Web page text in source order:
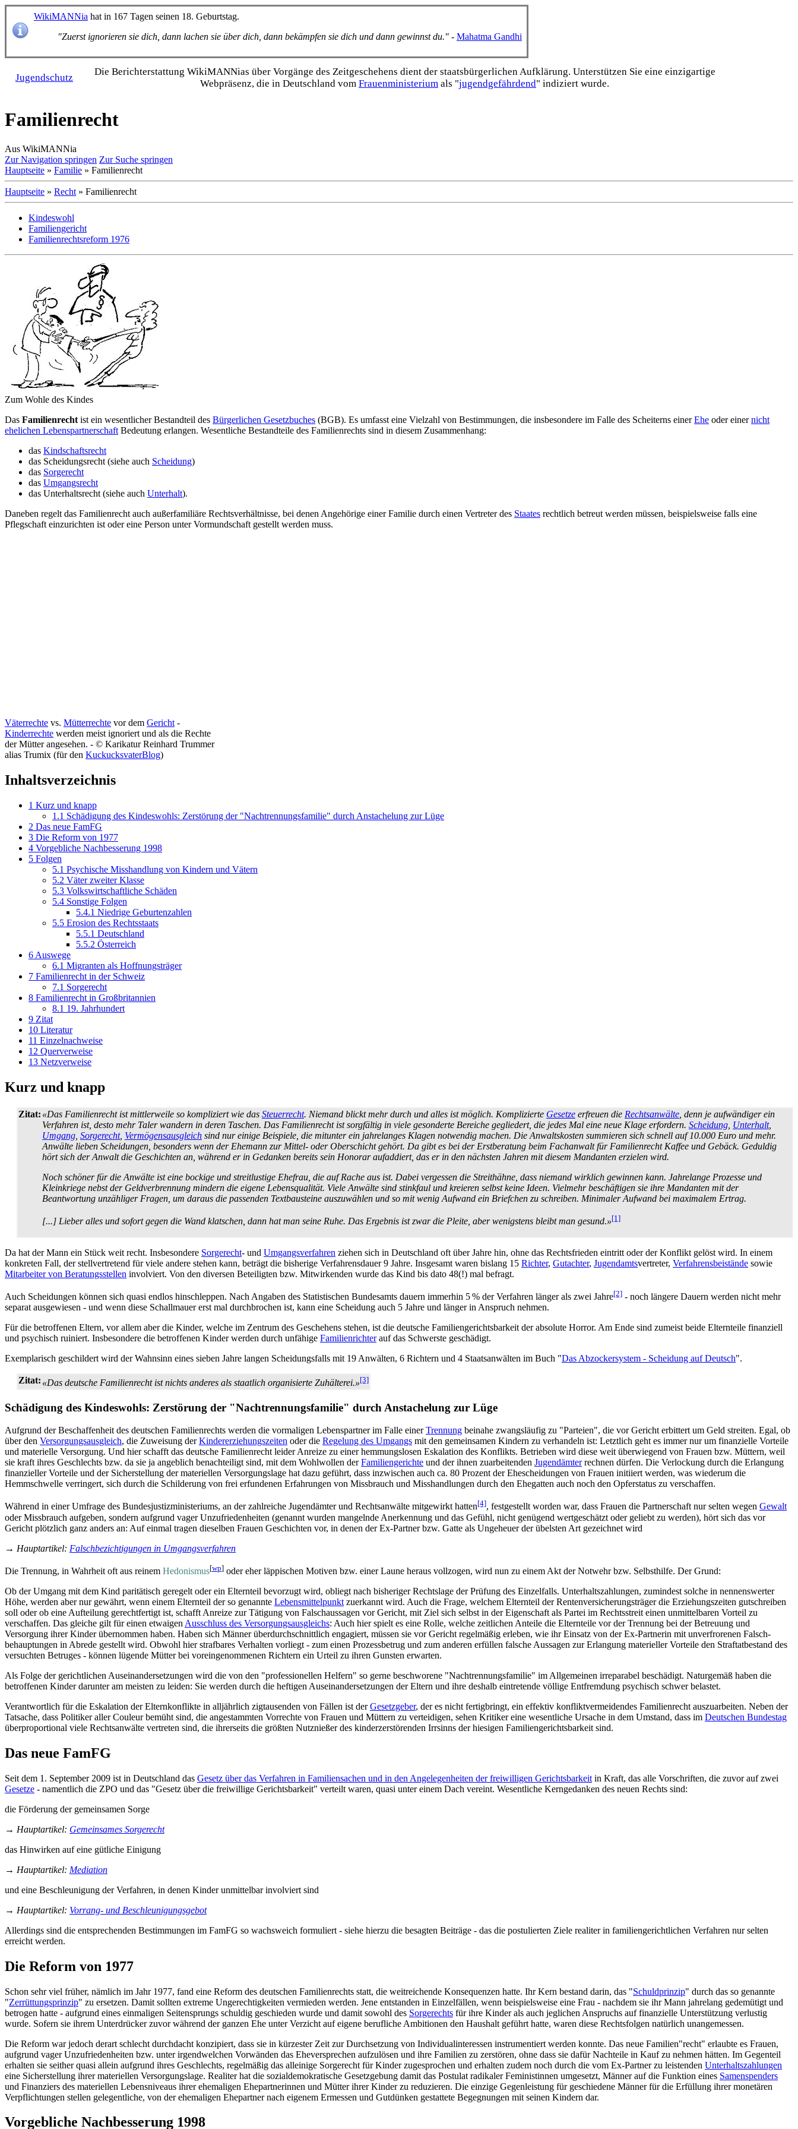
WikiMANNia hat in 167 Tagen seinen 18. Geburtstag.
"Zuerst ignorieren sie dich, dann lachen sie über dich, dann bekämpfen sie dich und dann gewinnst du." - Mahatma Gandhi
Jugendschutz
Die Bericht­erstattung WikiMANNias über Vorgänge des Zeitgeschehens dient der staats­bürgerlichen Aufklärung. Unterstützen Sie eine einzig­artige
Webpräsenz, die in Deutschland vom Frauen­ministerium als "jugend­gefährdend" indiziert wurde.
Familienrecht
Aus WikiMANNia
Zur Navigation springen Zur Suche springen
Hauptseite » Familie » Familienrecht
Hauptseite » Recht » Familienrecht
Kindeswohl
Familiengericht
Familienrechtsreform 1976
Zum Wohle des Kindes
Das Familienrecht ist ein wesentlicher Bestandteil des Bürgerlichen Gesetzbuches (BGB). Es umfasst eine Vielzahl von Bestimmungen, die insbesondere im Falle des Scheiterns einerEhe oder einernicht
ehelichen Lebens­partner­schaft Bedeutung erlangen. Wesentliche Bestandteile des Familienrechts sind in diesem Zusammenhang:
das Kindschaftsrecht
das Scheidungsrecht (siehe auch Scheidung)
das Sorgerecht
das Umgangsrecht
das Unterhaltsrecht (siehe auch Unterhalt).
Daneben regelt das Familienrecht auch außer­familiäre Rechts­verhältnisse, bei denen Angehörige einer Familie durch einen Vertreter des Staates rechtlich betreut werden müssen, beispielsweise falls eine
Pflegschaft einzurichten ist oder eine Person unter Vormundschaft gestellt werden muss.
Väterrechte vs. Mütter­rechte vor dem Gericht -
Kinderrechte werden meist ignoriert und als die Rechte
der Mütter angesehen. - © Karikatur Reinhard Trummer
alias Trumix (für den KuckucksvaterBlog)
Inhaltsverzeichnis
1 Kurz und knapp
1.1 Schädigung des Kindeswohls: Zerstörung der "Nachtrennungs­familie" durch Anstachelung zur Lüge
2 Das neue FamFG
3 Die Reform von 1977
4 Vorgebliche Nachbesserung 1998
5 Folgen
5.1 Psychische Misshandlung von Kindern und Vätern
5.2 Väter zweiter Klasse
5.3 Volkswirtschaftliche Schäden
5.4 Sonstige Folgen
5.4.1 Niedrige Geburtenzahlen
5.5 Erosion des Rechtsstaats
5.5.1 Deutschland
5.5.2 Österreich
6 Auswege
6.1 Migranten als Hoffnungsträger
7 Familienrecht in der Schweiz
7.1 Sorgerecht
8 Familienrecht in Großbritannien
8.1 19. Jahrhundert
9 Zitat
10 Literatur
11 Einzelnachweise
12 Querverweise
13 Netzverweise
Kurz und knapp
Zitat: «Das Familienrecht ist mittlerweile so kompliziert wie das Steuerrecht. Niemand blickt mehr durch und alles ist möglich. Komplizierte Gesetze erfreuen die Rechts­anwälte , denn je aufwändiger ein
Verfahren ist, desto mehr Taler wandern in deren Taschen. Das Familienrecht ist sorgfältig in viele gesonderte Bereiche gegliedert, die jedes Mal eine neue Klage erfordern. Scheidung Unterhalt,
Umgang Sorgerecht, Vermögens­ausgleich sind nur einige Beispiele, die mitunter ein jahrelanges Klagen notwendig machen. Die Anwaltskosten summieren sich schnell auf 10.000 Euro und mehr.
Anwälte lieben Scheidungen, besonders wenn der Ehemann zur Mittel- oder Ober­schicht gehört. Da gibt es bei der Erstberatung beim Fachanwalt für Familienrecht Kaffee und Gebäck. Geduldig
hört sich der Anwalt die Geschichten an, während er in Gedanken bereits sein Honorar aufaddiert, das er in den nächsten Jahren mit diesem Mandanten erzielen wird.
Noch schöner für die Anwälte ist eine bockige und streitlustige Ehefrau, die auf Rache aus ist. Dabei vergessen die Streithähne, dass niemand wirklich gewinnen kann. Jahrelange Prozesse und
Kleinkriege nebst der Geld­verbrennung mindern die eigene Lebens­qualität. Viele Anwälte sind stinkfaul und kreieren selbst keine Ideen. Vielmehr beschäftigen sie ihre Mandanten mit der
Beantwortung unzähliger Fragen, um daraus die passenden Textbau­steine auszuwählen und so mit wenig Aufwand ein Briefchen zu schreiben. Minimaler Aufwand bei maximalem Ertrag.
[...] Lieber alles und sofort gegen die Wand klatschen, dann hat man seine Ruhe. Das Ergebnis ist zwar die Pleite, aber wenigstens bleibt man gesund.»[1]
Da hat der Mann ein Stück weit recht. Insbesondere Sorgerecht- und Umgangsverfahren ziehen sich in Deutschland oft über Jahre hin, ohne das Rechtsfrieden eintritt oder der Konflikt gelöst wird. In einem
konkreten Fall, der stellvertretend für viele andere stehen kann, beträgt die bisherige Verfahrens­dauer 9 Jahre. Insgesamt waren bislang 15 Richter, Gutachter, Jugendamts­vertreter, Verfahrens­beistände sowie
Mitarbeiter von Beratungs­stellen involviert. Von den diversen Beteiligten bzw. Mitwirkenden wurde das Kind bis dato 48(!) mal befragt.
Auch Scheidungen können sich quasi endlos hinschleppen. Nach Angaben des Statistischen Bundesamts dauern immerhin 5 % der Verfahren länger als zwei Jahre[2] - noch längere Dauern werden nicht mehr
separat ausgewiesen - und wenn diese Schallmauer erst mal durchbrochen ist, kann eine Scheidung auch 5 Jahre und länger in Anspruch nehmen.
Für die betroffenen Eltern, vor allem aber die Kinder, welche im Zentrum des Geschehens stehen, ist die deutsche Familien­gerichts­bar­keit der absolute Horror. Am Ende sind zumeist beide Elternteile finanziell
und psychisch ruiniert. Insbesondere die betroffenen Kinder werden durch unfähige Familienrichterauf das Schwerste geschädigt.
Exemplarisch geschildert wird der Wahnsinn eines sieben Jahre langen Scheidungsfalls mit 19 Anwälten, 6 Richtern und 4 Staatsanwälten im Buch "Das Abzockersystem - Scheidung auf Deutsch".
Zitat: «Das deutsche Familienrecht ist nichts anderes als staatlich organisierte Zuhälterei.»[3]
Schädigung des Kindeswohls: Zerstörung der "Nachtrennungs­familie" durch Anstachelung zur Lüge
Aufgrund der Beschaffenheit des deutschen Familienrechts werden die vormaligen Lebenspartner im Falle einerTrennung beinahe zwangsläufig zu "Parteien", die vor Gericht erbittert um Geld streiten. Egal, ob
über den Versorgungsausgleich, die Zuweisung derKindererziehungszeiten oder die Regelung des Umgangs mit den gemeinsamen Kindern zu verhandeln ist: Letztlich geht es immer nur um finanzielle Vorteile
und materielle Versorgung. Und hier schafft das deutsche Familienrecht leider Anreize zu einer hemmungslosen Eskalation des Konflikts. Betrieben wird diese weit überwiegend von Frauen bzw. Müttern, weil
sie kraft ihres Geschlechts bzw. da sie ja angeblich benachteiligt sind, mit dem Wohlwollen derFamiliengerichte und der ihnen zuarbeitenden Jugendämterrechnen dürfen. Die Verlockung durch die Erlangung
finanzieller Vorteile und der Sicherstellung der materiellen Versorgungslage hat dazu geführt, dass inzwischen auch ca. 80 Prozent der Ehescheidungen von Frauen initiiert werden, was wiederum die
Hemmschwelle verringert, sich durch die Schilderung von frei erfundenen Erfahrungen von Missbrauch und Misshandlungen durch den Ehegatten auch noch den Opferstatus zu verschaffen.
Während in einer Umfrage des Bundesjustiz­ministeriums, an der zahlreiche Jugend­ämter und Rechts­anwälte mitgewirkt hatten[4], festgestellt worden war, dass Frauen die Partnerschaft nur selten wegen Gewalt
oder Missbrauch aufgeben, sondern aufgrund vager Unzufriedenheiten (genannt wurden mangelnde Anerkennung und das Gefühl, nicht genügend wertgeschätzt oder geliebt zu werden), hört sich das vor
Gericht plötzlich ganz anders an: Auf einmal tragen dieselben Frauen Geschichten vor, in denen der Ex-Partner bzw. Gatte als Ungeheuer der übelsten Art gezeichnet wird
→ Hauptartikel: Falschbezichtigungen in Umgangsverfahren
Die Trennung, in Wahrheit oft aus reinem Hedonismus[wp] oder eher läppischen Motiven bzw. einer Laune heraus vollzogen, wird nun zu einem Akt der Notwehr bzw. Selbsthilfe. Der Grund:
Ob der Umgang mit dem Kind paritätisch geregelt oder ein Elternteil bevorzugt wird, obliegt nach bisheriger Rechtslage der Prüfung des Einzelfalls. Unterhalts­zahlungen, zumindest solche in nennenswerter
Höhe, werden aber nur gewährt, wenn einem Elternteil der so genannte Lebensmittelpunkt zuerkannt wird. Auch die Frage, welchem Elternteil der Renten­versicherungs­träger die Erziehungs­zeiten gutschreiben
soll oder ob eine Aufteilung gerechtfertigt ist, schafft Anreize zur Tätigung von Falschaussagen vor Gericht, mit Ziel sich selbst in der Eigenschaft als Partei im Rechtsstreit einen unmittelbaren Vorteil zu
verschaffen. Das gleiche gilt für einen etwaigen Ausschluss des Versorgungsausgleichs: Auch hier spielt es eine Rolle, welche zeitlichen Anteile die Elternteile vor der Trennung bei der Betreuung und
Versorgung ihrer Kinder übernommen haben. Haben sich Männer über­durch­schnittlich engagiert, müssen sie vor Gericht regelmäßig erleben, wie ihr Einsatz von der Ex-Partnerin mit unverfrorenen Falsch­
behauptungen in Abrede gestellt wird. Obwohl hier strafbares Verhalten vorliegt - zum einen Prozessbetrug und zum anderen erfüllen falsche Aussagen zur Erlangung materieller Vorteile den Straftatbestand des
versuchten Betruges - können lügende Mütter bei vor­ein­genommenen Richtern ein Urteil zu ihren Gunsten erwarten.
Als Folge der gerichtlichen Aus­einander­setzungen wird die von den "professionellen Helfern" so gerne beschworene "Nach­trennungs­familie" im Allgemeinen irreparabel beschädigt. Naturgemäß haben die
betroffenen Kinder darunter am meisten zu leiden: Sie werden durch die heftigen Aus­einander­setzungen der Eltern und ihre deshalb eintretende völlige Entfremdung psychisch schwer belastet.
Verantwortlich für die Eskalation der Eltern­konflikte in alljährlich zigtausenden von Fällen ist derGesetzgeber, der es nicht fertigbringt, ein effektiv konflikt­vermeidendes Familienrecht auszuarbeiten. Neben der
Tatsache, dass Politiker aller Couleur bemüht sind, die angestammten Vorrechte von Frauen und Müttern zu verteidigen, sehen Kritiker eine wesentliche Ursache in dem Umstand, dass im Deutschen Bundestag
überproportional viele Rechtsanwälte vertreten sind, die ihrerseits die größten Nutznießer des kinder­zerstörenden Irrsinns der hiesigen Familien­gerichts­bar­keit sind.
Das neue FamFG
Seit dem 1. September 2009 ist in Deutschland das Gesetz über das Verfahren in Familien­sachen und in den Angelegenheiten der freiwilligen Gerichtsbarkeit in Kraft, das alle Vorschriften, die zuvor auf zwei
Gesetze - namentlich die ZPO und das "Gesetz über die freiwillige Gerichtsbarkeit" verteilt waren, quasi unter einem Dach vereint. Wesentliche Kerngedanken des neuen Rechts sind:
die Förderung der gemeinsamen Sorge
→ Hauptartikel: Gemeinsames Sorgerecht
das Hinwirken auf eine gütliche Einigung
→ Hauptartikel: Mediation
und eine Beschleunigung der Verfahren, in denen Kinder unmittelbar involviert sind
→ Hauptartikel: Vorrang- und Beschleunigungsgebot
Allerdings sind die entsprechenden Bestimmungen im FamFG so wachsweich formuliert - siehe hierzu die besagten Beiträge - das die postulierten Ziele realiter in familien­gerichtlichen Verfahren nur selten
erreicht werden.
Die Reform von 1977
Schon sehr viel früher, nämlich im Jahr 1977, fand eine Reform des deutschen Familienrechts statt, die weitreichende Konsequenzen hatte. Ihr Kern bestand darin, das "Schuldprinzip" durch das so genannte
"Zerrüttungsprinzip" zu ersetzen. Damit sollten extreme Ungerechtigkeiten vermieden werden. Jene entstanden in Einzelfällen, wenn beispielsweise eine Frau - nachdem sie ihr Mann jahrelang gedemütigt und
betrogen hatte - aufgrund eines einmaligen Seitensprungs schuldig geschieden wurde und damit sowohl des Sorgerechts für ihre Kinder als auch jeglichen Anspruchs auf finanzielle Unterstützung verlustig
wurde. Sofern sie ihrem Unterdrücker zuvor während der ganzen Ehe unter Verzicht auf eigene berufliche Ambitionen den Haushalt geführt hatte, waren diese Rechtsfolgen natürlich unangemessen.
Die Reform war jedoch derart schlecht durchdacht konzipiert, dass sie in kürzester Zeit zur Durchsetzung von Individual­interessen instrumentiert werden konnte. Das neue Familien"recht" erlaubte es Frauen,
aufgrund vager Unzufriedenheiten bzw. unter irgendwelchen Vorwänden das Eheversprechen aufzulösen und ihre Familien zu zerstören, ohne dass sie dafür Nachteile in Kauf zu nehmen hätten. Im Gegenteil
erhalten sie seither quasi allein aufgrund ihres Geschlechts, regelmäßig das alleinige Sorgerecht für Kinder zugesprochen und erhalten zudem noch durch die vom Ex-Partner zu leistenden Unterhalts­zahlungen
eine Sicherstellung ihrer materiellen Versorgungslage. Realiter hat die sozial­demokratische Gesetzgebung damit das Postulat radikaler Feministinnen umgesetzt, Männer auf die Funktion eines Samenspenders
und Finanziers des materiellen Lebens­niveaus ihrer ehemaligen Ehepartnerinnen und Mütter ihrer Kinder zu reduzieren. Die einzige Gegenleistung für geschiedene Männer für die Erfüllung ihrer monetären
Verpflichtungen stellen gelegentliche, von der ehemaligen Ehepartner nach eigenem Ermessen und Gutdünken gestattete Begegnungen mit seinen Kindern dar.
Vorgebliche Nachbesserung 1998